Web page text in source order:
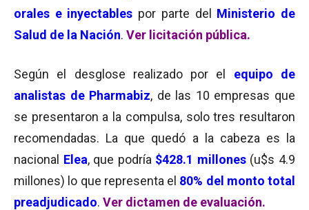
orales e inyectables por parte del Ministerio de
Salud de la Nación. Ver licitación pública.
Según el desglose realizado por el equipo de
analistas de Pharmabiz, de las 10 empresas que
se presentaron a la compulsa, solo tres resultaron
recomendadas. La que quedó a la cabeza es la
nacional Elea, que podría $428.1 millones(u$s 4.9
millones) lo que representa el 80% del monto total
preadjudicado. Ver dictamen de evaluación.